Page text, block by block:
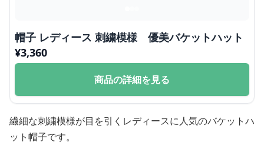
帽子 レディース 刺繍模様 優美バケットハット
¥3,360
商品の詳細を見る
繊細な刺繍模様が目を引くレディースに人気のバケットハ
ット帽子です。